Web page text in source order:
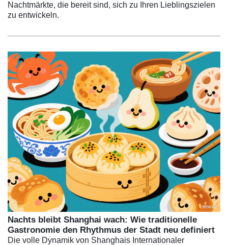
Nachtmärkte, die bereit sind, sich zu Ihren Lieblingszielen
zu entwickeln.
Nachts bleibt Shanghai wach: Wie traditionelle
Gastronomie den Rhythmus der Stadt neu definiert
Die volle Dynamik von Shanghais Internationaler